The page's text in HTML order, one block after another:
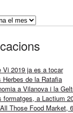
Vi 2019 ja es a tocar
de la Ratafia
a Vilanova i la
formatges, a Lactium
Those Food Market,